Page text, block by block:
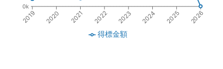
2019 2020 2021 2022 2023 2024 2025 2026
0k
得標金額